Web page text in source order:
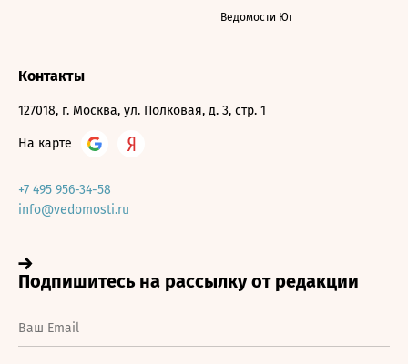
Ведомости Юг
Контакты
127018, г. Москва, ул. Полковая, д. 3, стр. 1
На карте
+7 495 956-34-58
info@vedomosti.ru